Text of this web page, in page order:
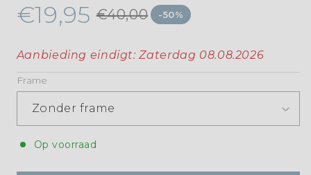
€19,95 €40,00 -50%
Aanbieding eindigt:Zaterdag 08.08.2026
Frame
Op voorraad